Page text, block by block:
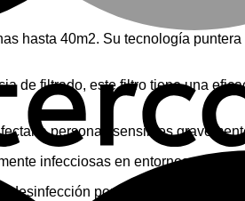
hasta 40m2. Su tecnología
de filtrado, este filtro tiene una
a personas sensibles
infecciosas en entornos
desinfección por sus propiedades